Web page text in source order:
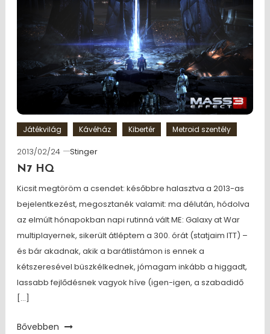
Játékvilág Kávéház Kibertér Metroid szentély
2013/02/24
Stinger
N7 HQ
Kicsit megtöröm a csendet: későbbre halasztva a 2013-as
bejelentkezést, megosztanék valamit: ma délután, hódolva
az elmúlt hónapokban napi rutinná vált ME: Galaxy at War
multiplayernek, sikerült átléptem a 300. órát (statjaim ITT) –
és bár akadnak, akik a barátlistámon is ennek a
kétszeresével büszkélkednek, jómagam inkább a higgadt,
lassabb fejlődésnek vagyok híve (igen-igen, a szabadidő
[…]
Bővebben